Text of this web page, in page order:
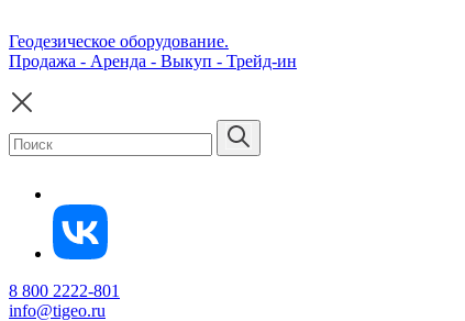
Геодезическое оборудование.
Продажа - Аренда - Выкуп - Трейд-ин
8 800 2222-801
info@tigeo.ru